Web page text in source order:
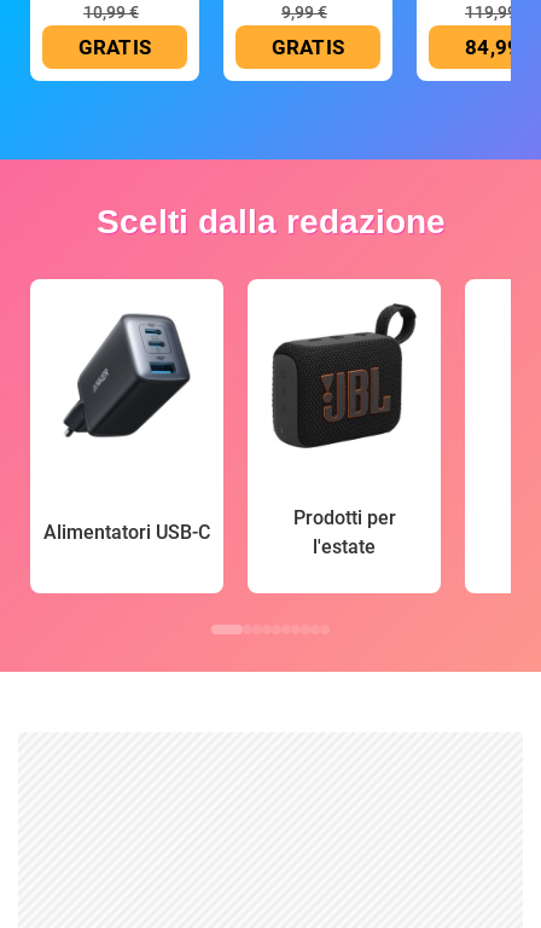
10,99 €
GRATIS
9,99 €
GRATIS
119,99 €
84,99 €
Scelti dalla redazione
Alimentatori USB-C
Prodotti per
l'estate